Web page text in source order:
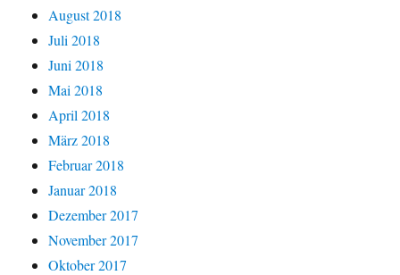
August 2018
Juli 2018
Juni 2018
Mai 2018
April 2018
März 2018
Februar 2018
Januar 2018
Dezember 2017
November 2017
Oktober 2017